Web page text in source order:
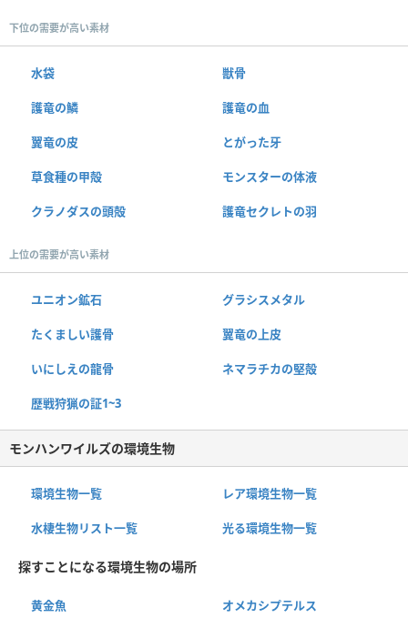
下位の需要が高い素材
水袋 獣骨
護竜の鱗 護竜の血
翼竜の皮 とがった牙
草食種の甲殻 モンスターの体液
クラノダスの頭殻 護竜セクレトの羽
上位の需要が高い素材
ユニオン鉱石 グラシスメタル
たくましい護骨 翼竜の上皮
いにしえの龍骨 ネマラチカの堅殻
歴戦狩猟の証1~3
モンハンワイルズの環境生物
環境生物一覧 レア環境生物一覧
水棲生物リスト一覧 光る環境生物一覧
探すことになる環境生物の場所
黄金魚 オメカシプテルス